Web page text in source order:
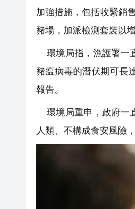
加強措施，包括收緊銷
豬場，加派檢測套裝以
環境局指，漁護署一
豬瘟病毒的潛伏期可長
報告。
環境局重申，政府一
人類、不構成食安風險